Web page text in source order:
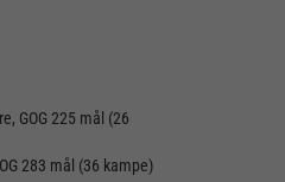
GOG 225 mål (26
283 mål (36 kampe)